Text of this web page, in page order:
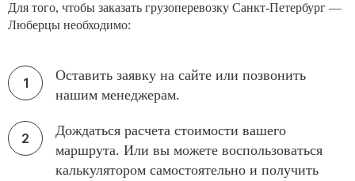
Для того, чтобы заказать грузоперевозку Санкт-Петербург —
Люберцы необходимо:
Оставить заявку на сайте или позвонить
нашим менеджерам.
Дождаться расчета стоимости вашего
маршрута. Или вы можете воспользоваться
калькулятором самостоятельно и получить